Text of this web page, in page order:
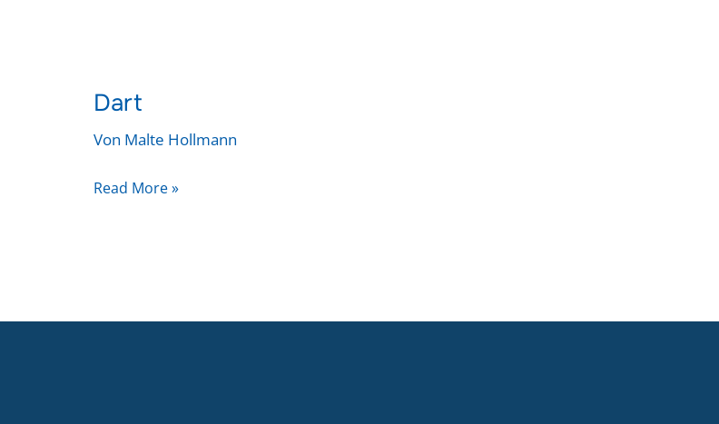
Dart
Von Malte Hollmann
Dart
Read More »